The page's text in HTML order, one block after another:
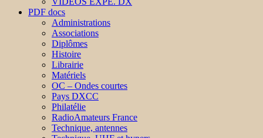
PDF docs
Administrations
Associations
Diplômes
Histoire
Librairie
Matériels
OC – Ondes courtes
Pays DXCC
Philatélie
RadioAmateurs France
Technique, antennes